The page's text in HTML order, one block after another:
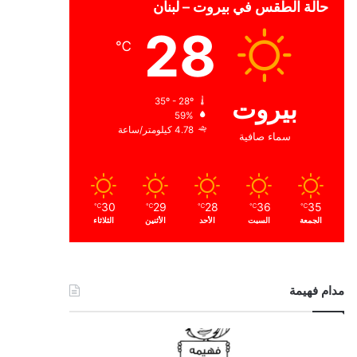
حالة الطقس في بيروت – لبنان
بيروت
سماء صافية
28
℃
59%
4.78 كيلومتر/ساعة
35
℃
الجمعة
36
℃
السبت
28
℃
الأحد
29
℃
الأثنين
30
℃
الثلاثاء
مدام فهيمة